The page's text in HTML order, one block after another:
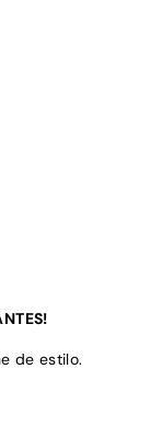
de estilo.